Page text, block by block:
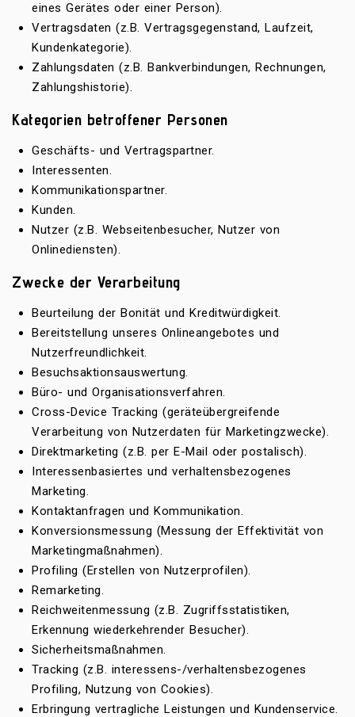
eines Gerätes oder einer Person).
Vertragsdaten (z.B. Vertragsgegenstand, Laufzeit,
Kundenkategorie).
Zahlungsdaten (z.B. Bankverbindungen, Rechnungen,
Zahlungshistorie).
Kategorien betroffener Personen
Geschäfts- und Vertragspartner.
Interessenten.
Kommunikationspartner.
Kunden.
Nutzer (z.B. Webseitenbesucher, Nutzer von
Onlinediensten).
Zwecke der Verarbeitung
Beurteilung der Bonität und Kreditwürdigkeit.
Bereitstellung unseres Onlineangebotes und
Nutzerfreundlichkeit.
Besuchsaktionsauswertung.
Büro- und Organisationsverfahren.
Cross-Device Tracking (geräteübergreifende
Verarbeitung von Nutzerdaten für Marketingzwecke).
Direktmarketing (z.B. per E-Mail oder postalisch).
Interessenbasiertes und verhaltensbezogenes
Marketing.
Kontaktanfragen und Kommunikation.
Konversionsmessung (Messung der Effektivität von
Marketingmaßnahmen).
Profiling (Erstellen von Nutzerprofilen).
Remarketing.
Reichweitenmessung (z.B. Zugriffsstatistiken,
Erkennung wiederkehrender Besucher).
Sicherheitsmaßnahmen.
Tracking (z.B. interessens-/verhaltensbezogenes
Profiling, Nutzung von Cookies).
Erbringung vertragliche Leistungen und Kundenservice.